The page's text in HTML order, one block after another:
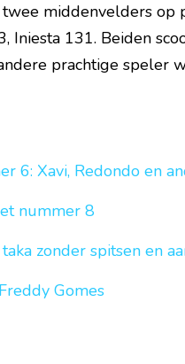
twee middenvelders
Iniesta 131. Beiden
prachtige speler
6: Xavi, Redondo en
nummer 8
zonder spitsen en
Freddy Gomes